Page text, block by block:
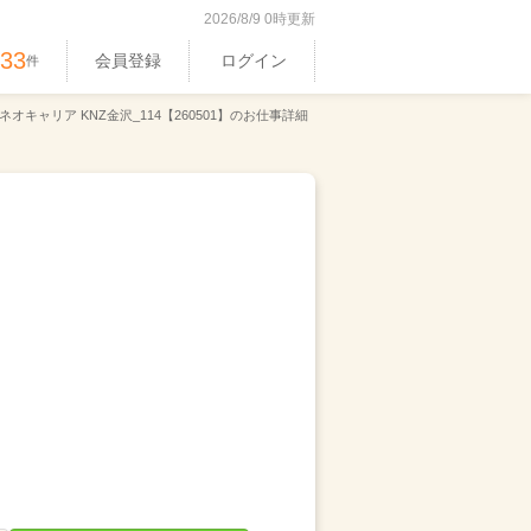
2026/8/9 0時更新
件 会員登録 ログイン
オキャリア KNZ金沢_114【260501】のお仕事詳細